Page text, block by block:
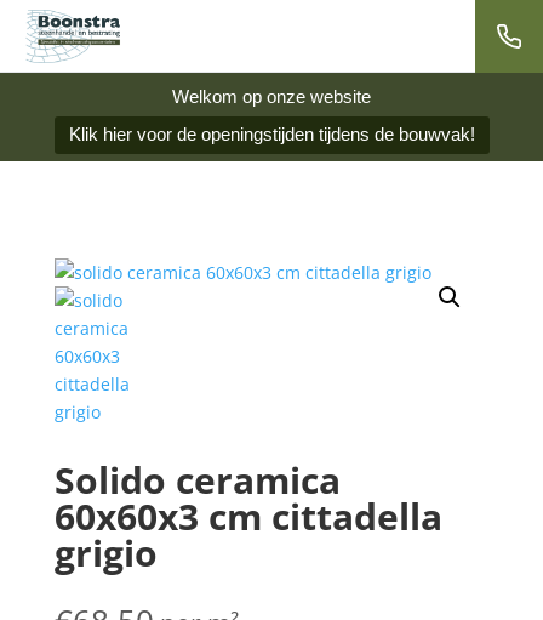
Welkom op onze website
Klik hier voor de openingstijden tijdens de bouwvak!
Solido ceramica
60x60x3 cm cittadella
grigio